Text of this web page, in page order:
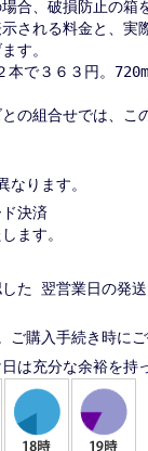
合、破損防止の箱
される料金と、
す。
本で３６３円。
の組合せでは、こ
なります。
決済
ます。
た 翌営業日の発送
ご購入手続き時にご
は充分な余裕を持